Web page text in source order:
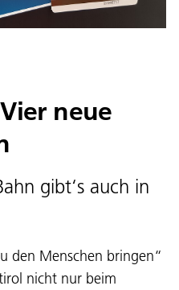
neue
gibt‘s auch in
den Menschen bringen“
nicht nur beim